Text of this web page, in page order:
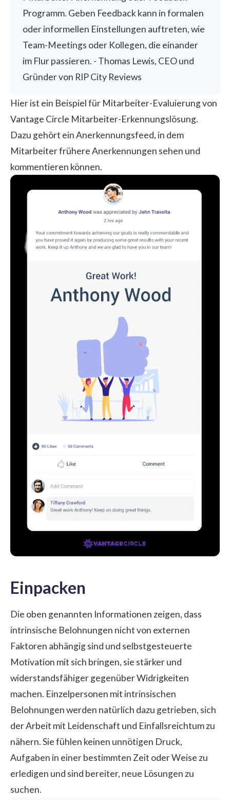
Programm. Geben Feedback kann in formalen
oder informellen Einstellungen auftreten, wie
Team-Meetings oder Kollegen, die einander
im Flur passieren. - Thomas Lewis, CEO und
Gründer von RIP City Reviews
Hier ist ein Beispiel für Mitarbeiter-Evaluierung von
Vantage Circle Mitarbeiter-Erkennungslösung.
Dazu gehört ein Anerkennungsfeed, in dem
Mitarbeiter frühere Anerkennungen sehen und
kommentieren können.
Einpacken
Die oben genannten Informationen zeigen, dass
intrinsische Belohnungen nicht von externen
Faktoren abhängig sind und selbstgesteuerte
Motivation mit sich bringen, sie stärker und
widerstandsfähiger gegenüber Widrigkeiten
machen. Einzelpersonen mit intrinsischen
Belohnungen werden natürlich dazu getrieben, sich
der Arbeit mit Leidenschaft und Einfallsreichtum zu
nähern. Sie fühlen keinen unnötigen Druck,
Aufgaben in einer bestimmten Zeit oder Weise zu
erledigen und sind bereiter, neue Lösungen zu
suchen.